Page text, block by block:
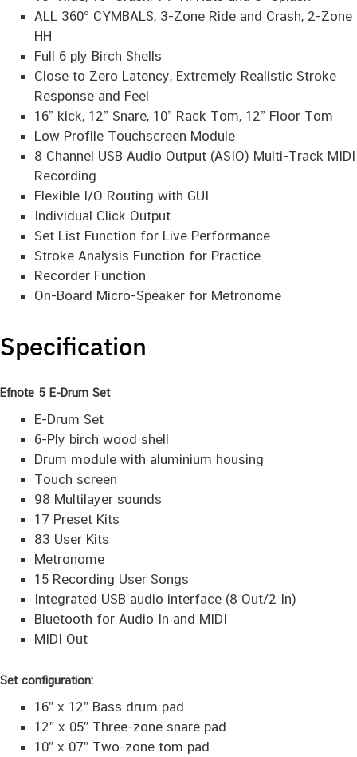
ALL 360° CYMBALS, 3-Zone Ride and Crash, 2-Zone
HH
Full 6 ply Birch Shells
Close to Zero Latency, Extremely Realistic Stroke
Response and Feel
16” kick, 12” Snare, 10” Rack Tom, 12” Floor Tom
Low Profile Touchscreen Module
8 Channel USB Audio Output (ASIO) Multi-Track MIDI
Recording
Flexible I/O Routing with GUI
Individual Click Output
Set List Function for Live Performance
Stroke Analysis Function for Practice
Recorder Function
On-Board Micro-Speaker for Metronome
Specification
Efnote 5 E-Drum Set
E-Drum Set
6-Ply birch wood shell
Drum module with aluminium housing
Touch screen
98 Multilayer sounds
17 Preset Kits
83 User Kits
Metronome
15 Recording User Songs
Integrated USB audio interface (8 Out/2 In)
Bluetooth for Audio In and MIDI
MIDI Out
Set configuration:
16″ x 12″ Bass drum pad
12″ x 05″ Three-zone snare pad
10″ x 07″ Two-zone tom pad